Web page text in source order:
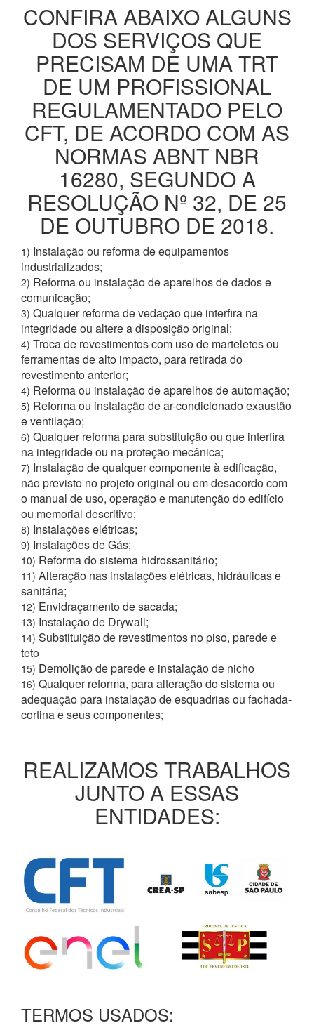
CONFIRA ABAIXO ALGUNS
DOS SERVIÇOS QUE
PRECISAM DE UMA TRT
DE UM PROFISSIONAL
REGULAMENTADO PELO
CFT, DE ACORDO COM AS
NORMAS ABNT NBR
16280, SEGUNDO A
RESOLUÇÃO Nº 32, DE 25
DE OUTUBRO DE 2018.
1) Instalação ou reforma de equipamentos
industrializados;
2) Reforma ou instalação de aparelhos de dados e
comunicação;
3) Qualquer reforma de vedação que interfira na
integridade ou altere a disposição original;
4) Troca de revestimentos com uso de marteletes ou
ferramentas de alto impacto, para retirada do
revestimento anterior;
4) Reforma ou instalação de aparelhos de automação;
5) Reforma ou instalação de ar-condicionado exaustão
e ventilação;
6) Qualquer reforma para substituição ou que interfira
na integridade ou na proteção mecânica;
7) Instalação de qualquer componente à edificação,
não previsto no projeto original ou em desacordo com
o manual de uso, operação e manutenção do edifício
ou memorial descritivo;
8) Instalações elétricas;
9) Instalações de Gás;
10) Reforma do sistema hidrossanitário;
11) Alteração nas instalações elétricas, hidráulicas e
sanitária;
12) Envidraçamento de sacada;
13) Instalação de Drywall;
14) Substituição de revestimentos no piso, parede e
teto
15) Demolição de parede e instalação de nicho
16) Qualquer reforma, para alteração do sistema ou
adequação para instalação de esquadrias ou fachada-
cortina e seus componentes;
REALIZAMOS TRABALHOS
JUNTO A ESSAS
ENTIDADES:
TERMOS USADOS: